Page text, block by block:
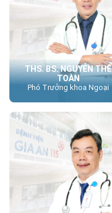
THS. BS. NGUYỄN THẾ
TOÀN
Phó Trưởng khoa Ngoại